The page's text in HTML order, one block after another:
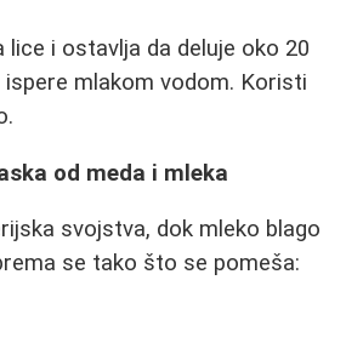
lice i ostavlja da deluje oko 20
mlakom vodom. Koristi
od meda i mleka
svojstva, dok mleko blago
se tako što se pomeša: